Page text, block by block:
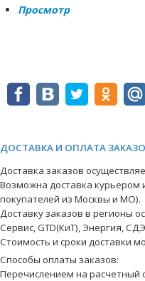
Просмотр
ДОСТАВКА И ОПЛАТА
Доставка заказов
Возможна доставка курьером
покупателей из Москвы и МО).
Доставку заказов в регионы
Сервис, GTD(КиТ), Энергия,
Стоимость и сроки доставки
Способы оплаты заказов:
Перечислением на расчетный